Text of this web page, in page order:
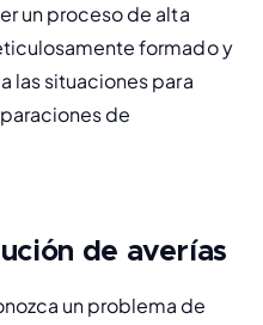
un proceso de alta
formado y
las situaciones para
de
de averías
un problema de